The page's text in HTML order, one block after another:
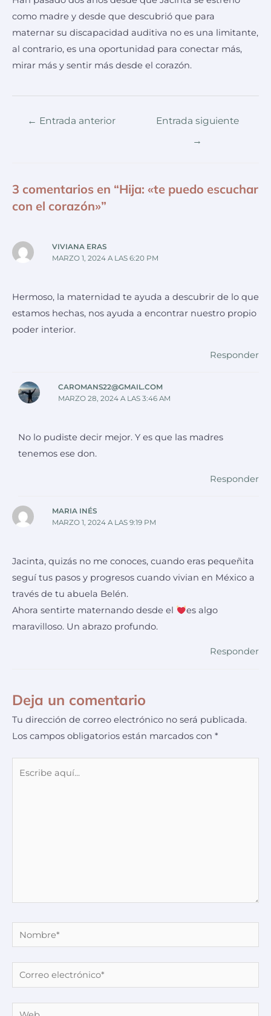
como madre y desde que descubrió que para
maternar su discapacidad auditiva no es una limitante,
al contrario, es una oportunidad para conectar más,
mirar más y sentir más desde el corazón.
← Entrada anterior
Entrada siguiente
→
3 comentarios en “Hija: «te puedo escuchar
con el corazón»”
VIVIANA ERAS
MARZO 1, 2024 A LAS 6:20 PM
Hermoso, la maternidad te ayuda a descubrir de lo que
estamos hechas, nos ayuda a encontrar nuestro propio
poder interior.
Responder
CAROMANS22@GMAIL.COM
MARZO 28, 2024 A LAS 3:46 AM
No lo pudiste decir mejor. Y es que las madres
tenemos ese don.
Responder
MARIA INÉS
MARZO 1, 2024 A LAS 9:19 PM
Jacinta, quizás no me conoces, cuando eras pequeñita
seguí tus pasos y progresos cuando vivian en México a
través de tu abuela Belén.
Ahora sentirte maternando desde el
es algo
maravilloso. Un abrazo profundo.
Responder
Deja un comentario
Tu dirección de correo electrónico no será publicada.
Los campos obligatorios están marcados con *